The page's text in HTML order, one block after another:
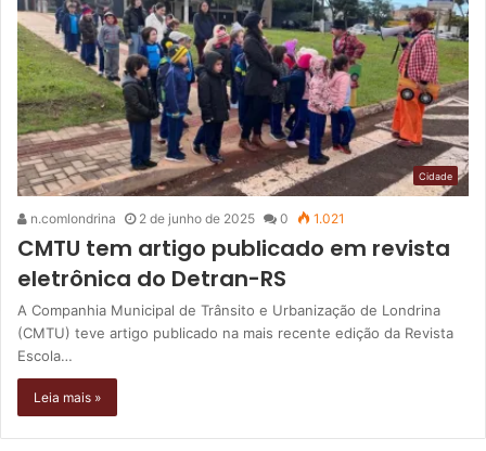
Cidade
n.comlondrina 2 de junho de 2025 0 1.021
CMTU tem artigo publicado em revista
eletrônica do Detran-RS
A Companhia Municipal de Trânsito e Urbanização de Londrina
(CMTU) teve artigo publicado na mais recente edição da Revista
Escola…
Leia mais »